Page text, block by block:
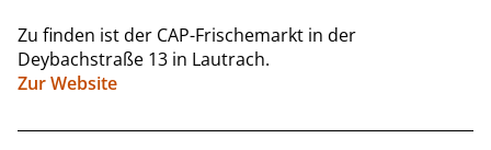
Zu finden ist der CAP-Frischemarkt in der
Deybachstraße 13 in Lautrach.
Zur Website